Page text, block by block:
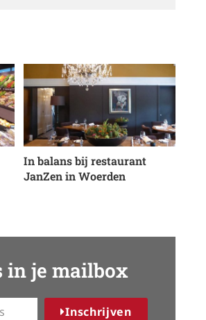
In balans bij restaurant
JanZen in Woerden
in je mailbox
Inschrijven